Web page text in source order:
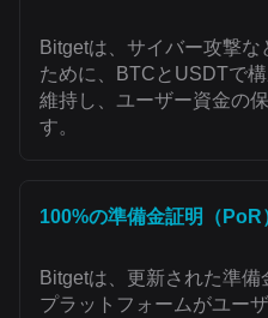
Bitgetは、サイバー攻撃
ために、BTCとUSDTで
維持し、ユーザー資金の
す。
100%の準備金証明（PoR
Bitgetは、更新された準備
プラットフォームがユー